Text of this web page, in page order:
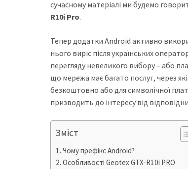
сучасному матеріалі ми будемо
R10i Pro.
Тепер додатки Android активно
нього виріс після українських
перегляду невеликого вибору – або
що мережа має багато послуг, через
безкоштовно або для символічної
призводить до інтересу від
Зміст
Чому префікс Android?
Особливості Geotex GTX-R10i PRO